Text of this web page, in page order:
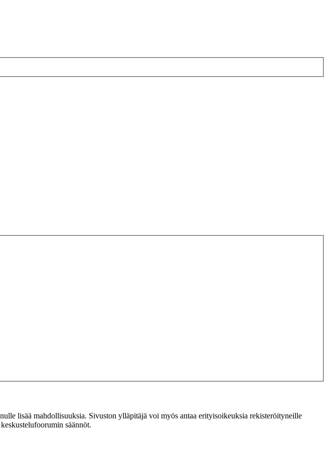
lisää mahdollisuuksia. Sivuston ylläpitäjä voi myös antaa erityisoikeuksia rekisteröityneille
säännöt.